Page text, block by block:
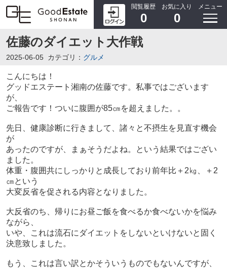
閲覧履歴
0
お気に入り
0
メニュー
佐藤のダイエット大作戦
2025-06-05 カテゴリ： グルメ
こんにちは！
グッドエステート湘南の佐藤です。私事ではございます
が、
ご報告です！ついに腹囲が85㎝を超えました。。
先日、健康診断に行きまして、諸々と不摂生を見直す機会
が
あったのですが、まぁそうだよね。という結果ではござい
ました。
体重・腹囲共にしっかりと成長しており前年比＋2㎏、＋2
㎝という
大変反省を促される内容となりました。
大反省のち、帰りにお昼ご飯を食べるか食べないかを悩み
ながら、
いや、これは流石にダイエットをしないといけないと固く
決意致しました。
もう、これは言い訳とかそういうものでもないんですが、